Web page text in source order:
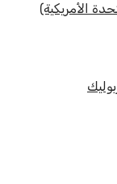
الأمريكية)